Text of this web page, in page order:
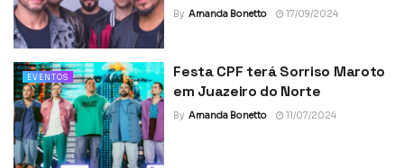
By Amanda Bonetto 17/09/2024
EVENTOS
Festa CPF terá Sorriso Maroto
em Juazeiro do Norte
By Amanda Bonetto 11/07/2024